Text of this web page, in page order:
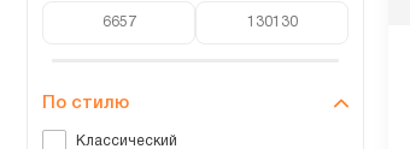
По стилю
Классический